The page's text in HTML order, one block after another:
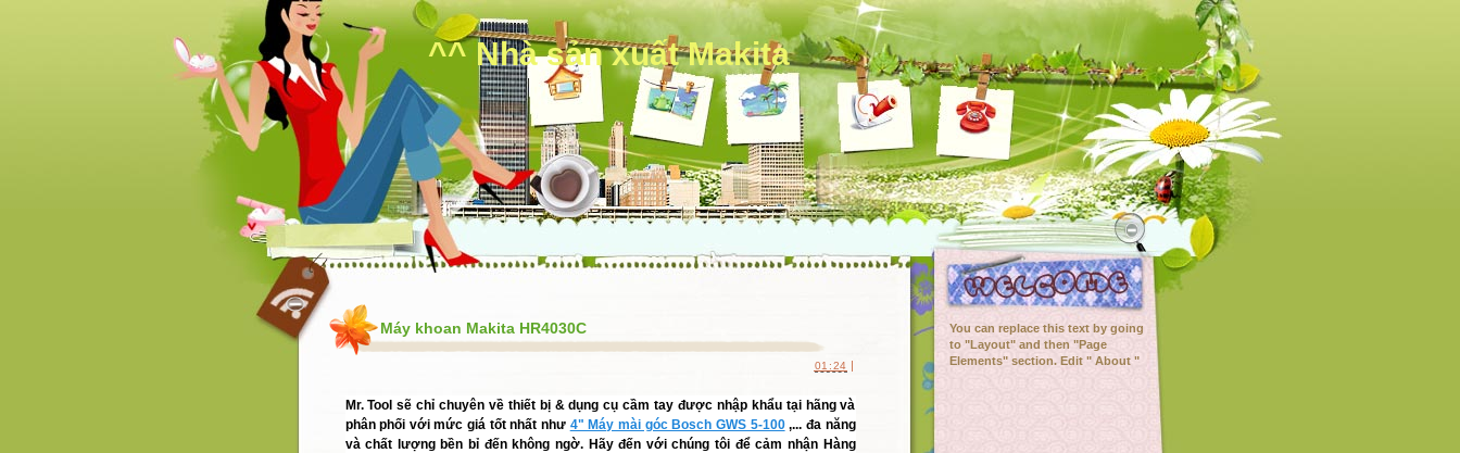
^^ Nhà sản xuất Makita
You can replace this text by going
to "Layout" and then "Page
Elements" section. Edit " About "
Máy khoan Makita HR4030C
01:24 |
Mr. Tool sẽ chỉ chuyên về thiết bị & dụng cụ cầm tay được nhập khẩu tại hãng và
phân phối với mức giá tốt nhất như 4" Máy mài góc Bosch GWS 5-100,... đa năng
và chất lượng bền bỉ đến không ngờ. Hãy đến với chúng tôi để cảm nhận Hàng